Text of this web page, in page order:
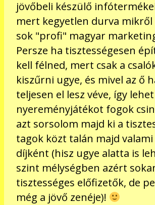
jövőbeli készülő
mert kegyetlen durva
sok "profi" magyar
Persze ha tisztességesen
kell félned, mert csak a
kiszűrni ugye, és mivel az ő
teljesen el lesz véve, így
nyereményjátékot fogok
azt sorsolom majd ki a
tagok közt talán majd
díjként (hisz ugye alatta is
szint mélységben azért
tisztességes előfizetők, de
még a jövő zenéje)!